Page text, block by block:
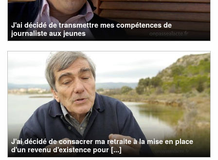
J'ai décidé de transmettre mes compétences de
journaliste aux jeunes
J'ai décidé de consacrer ma retraite à la mise en place
d'un revenu d'existence pour [...]